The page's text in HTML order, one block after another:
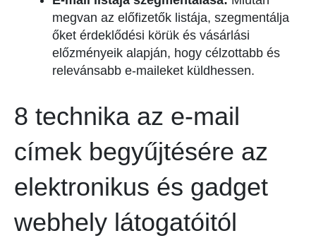
megvan az előfizetők listája, szegmentálja
őket érdeklődési körük és vásárlási
előzményeik alapján, hogy célzottabb és
relevánsabb e-maileket küldhessen.
8 technika az e-mail
címek begyűjtésére az
elektronikus és gadget
webhely látogatóitól